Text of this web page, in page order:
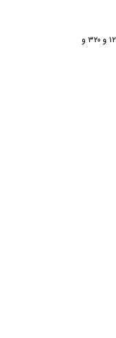
با کیفیت ۱۲۸ و ۳۲۰ و